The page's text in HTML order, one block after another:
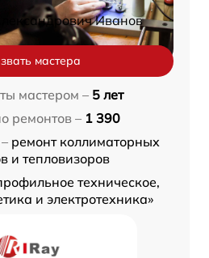
Иванов
мастера
мастером – 5 лет
ремонтов – 1 390
ремонт коллиматорных
и тепловизоров
техническое,
и электротехника»